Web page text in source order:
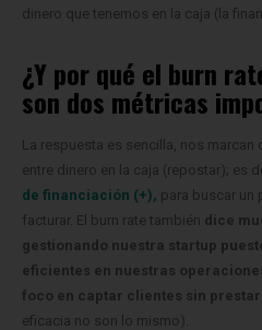
dinero que tenemos en la caja (la
¿Y por qué el burn
son dos métricas
La respuesta es sencilla, nos
entre dinero en la caja (repostar); es
de financiación (+), para buscar un
facturar. El burn rate también dice
gestionando nuestra startup
eficientes en nuestras
foco en captar clientes sin
eficacia no son lo mismo).